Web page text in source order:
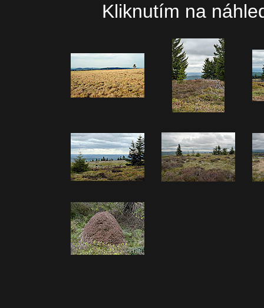
Kliknutím na